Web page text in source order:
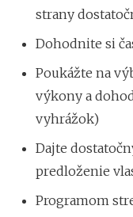
strany
Dohodnite si
Poukážte na
výkony a
vyhrážok)
Dajte
predloženie
Programom